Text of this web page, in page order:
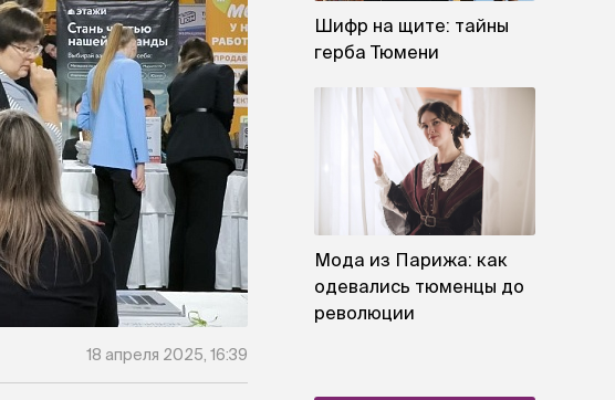
18 апреля 2025, 16:39
Шифр на щите: тайны
герба Тюмени
Мода из Парижа: как
одевались тюменцы до
революции